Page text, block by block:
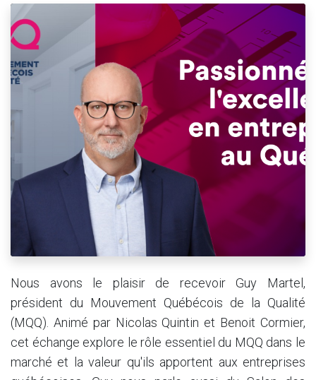
Nous avons le plaisir de recevoir Guy Martel,
président du Mouvement Québécois de la Qualité
(MQQ). Animé par Nicolas Quintin et Benoit Cormier,
cet échange explore le rôle essentiel du MQQ dans le
marché et la valeur qu'ils apportent aux entreprises